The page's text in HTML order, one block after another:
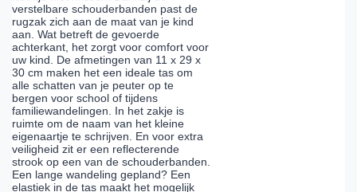
verstelbare schouderbanden past de
rugzak zich aan de maat van je kind
aan. Wat betreft de gevoerde
achterkant, het zorgt voor comfort voor
uw kind. De afmetingen van 11 x 29 x
30 cm maken het een ideale tas om
alle schatten van je peuter op te
bergen voor school of tijdens
familiewandelingen. In het zakje is
ruimte om de naam van het kleine
eigenaartje te schrijven. En voor extra
veiligheid zit er een reflecterende
strook op een van de schouderbanden.
Een lange wandeling gepland? Een
elastiek in de tas maakt het mogelijk